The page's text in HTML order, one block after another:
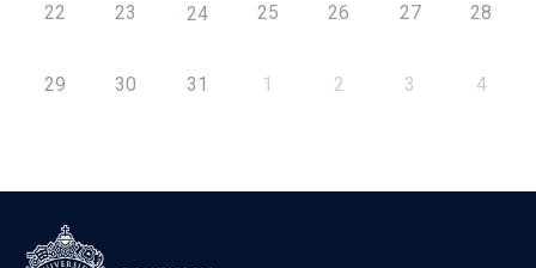
22 23 24 25 26 27 28
29 30 31 1 2 3 4